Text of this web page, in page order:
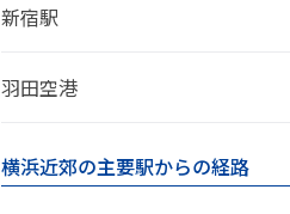
新宿駅
羽田空港
横浜近郊の主要駅からの経路